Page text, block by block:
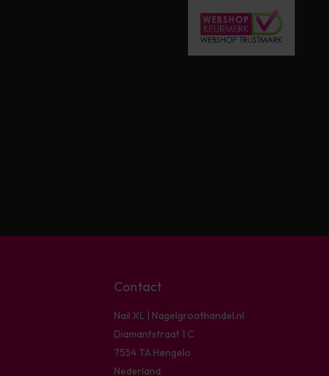
Contact
Nail XL | Nagelgroothandel.nl
Diamantstraat 1 C
7554 TA Hengelo
Nederland